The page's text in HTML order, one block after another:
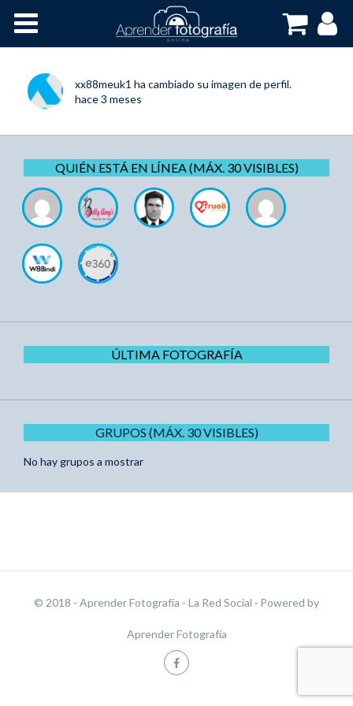
Cursos OnLine
xx88meuk1 ha cambiado su imagen de perfil.
hace 3 meses
QUIÉN ESTÁ EN LÍNEA (MÁX. 30 VISIBLES)
ÚLTIMA FOTOGRAFÍA
GRUPOS (MÁX. 30 VISIBLES)
No hay grupos a mostrar
© 2018 - Aprender Fotografía - La Red Social · Powered by
Aprender Fotografía